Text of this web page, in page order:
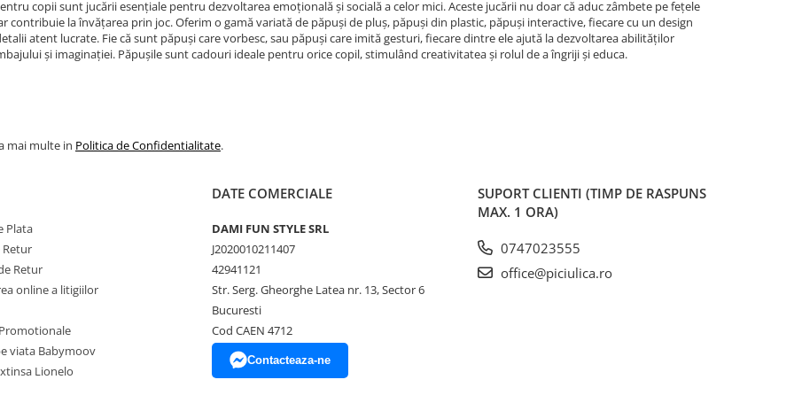
copii sunt jucării esențiale pentru dezvoltarea emoțională și socială a celor mici. Aceste jucării nu doar că aduc zâmbete pe fețele
contribuie la învățarea prin joc. Oferim o gamă variată de păpuși de pluș, păpuși din plastic, păpuși interactive, fiecare cu un design
atent lucrate. Fie că sunt păpuși care vorbesc, sau păpuși care imită gesturi, fiecare dintre ele ajută la dezvoltarea abilităților
și imaginației. Păpușile sunt cadouri ideale pentru orice copil, stimulând creativitatea și rolul de a îngriji și educa.
mai multe in Politica de Confidentialitate.
Plata
Retur
Retur
online a litigiilor
viata Babymoov
Lionelo
DATE COMERCIALE
DAMI FUN STYLE SRL
J2020010211407
42941121
Str. Serg. Gheorghe Latea nr. 13, Sector 6
Bucuresti
Cod CAEN 4712
Contacteaza-ne
SUPORT CLIENTI (TIMP DE RASPUNS
MAX. 1 ORA)
0747023555
office@piciulica.ro